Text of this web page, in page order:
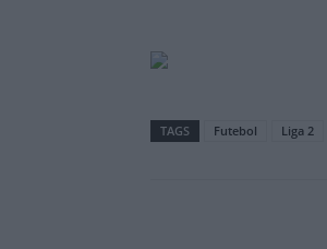
TAGS Futebol Liga 2